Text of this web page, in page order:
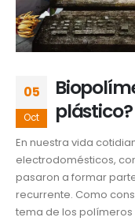
05
Oct
plástico?
En nuestra vida
electrodomésticos,
pasaron a formar
recurrente. Como
tema de los polímeros